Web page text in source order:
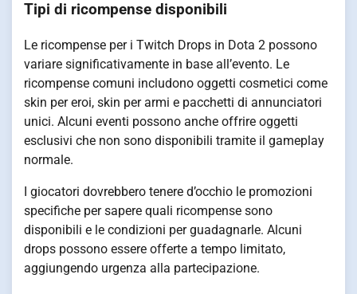
Tipi di ricompense disponibili
Le ricompense per i Twitch Drops in Dota 2 possono
variare significativamente in base all’evento. Le
ricompense comuni includono oggetti cosmetici come
skin per eroi, skin per armi e pacchetti di annunciatori
unici. Alcuni eventi possono anche offrire oggetti
esclusivi che non sono disponibili tramite il gameplay
normale.
I giocatori dovrebbero tenere d’occhio le promozioni
specifiche per sapere quali ricompense sono
disponibili e le condizioni per guadagnarle. Alcuni
drops possono essere offerte a tempo limitato,
aggiungendo urgenza alla partecipazione.